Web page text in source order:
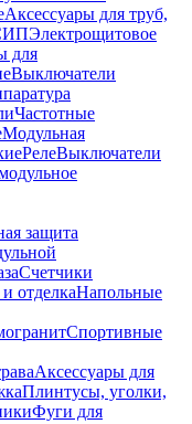
Аксессуары для труб,
Электрощитовое
для
Выключатели
Частотные
Модульная
РелеВыключатели
защита
Счетчики
отделкаНапольные
Спортивные
Аксессуары для
Плинтусы, уголки,
Фуги для